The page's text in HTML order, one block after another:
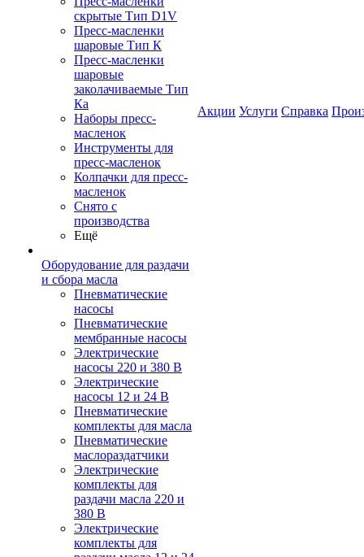
скрытые Тип D1V
Пресс-масленки
шаровые Тип К
Пресс-масленки
шаровые
заколачиваемые Тип
Кa
Наборы пресс-
масленок
Инструменты для
пресс-масленок
Колпачки для пресс-
масленок
Снято с
производства
Ещё
Оборудование для раздачи
и сбора масла
Пневматические
насосы
Пневматические
мембранные насосы
Электрические
насосы 220 и 380 В
Электрические
насосы 12 и 24 В
Пневматические
комплекты для масла
Пневматические
маслораздатчики
Электрические
комплекты для
раздачи масла 220 и
380 В
Электрические
комплекты для
Акции Услуги Справка